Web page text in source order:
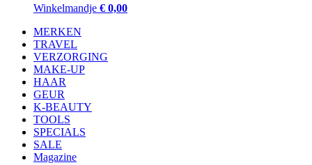
Winkelmandje € 0,00
MERKEN
TRAVEL
VERZORGING
MAKE-UP
HAAR
GEUR
K-BEAUTY
TOOLS
SPECIALS
SALE
Magazine